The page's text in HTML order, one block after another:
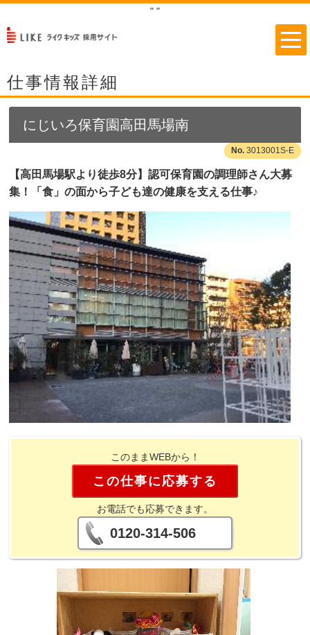
" "
仕事情報詳細
にじいろ保育園高田馬場南
3013001S-E
【高田馬場駅より徒歩8分】認可保育園の調理師さん大募
集！「食」の面から子ども達の健康を支える仕事♪
このままWEBから！
この仕事に応募する
お電話でも応募できます。
0120-314-506